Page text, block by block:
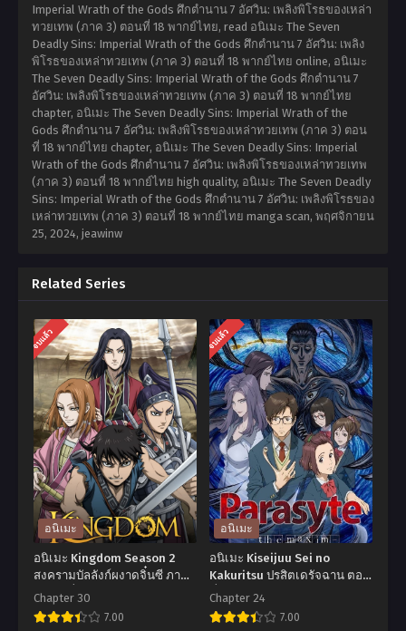
Imperial Wrath of the Gods ศึกตำนาน 7 อัศวิน: เพลิงพิโรธของเหล่า
ทวยเทพ (ภาค 3) ตอนที่ 18 พากย์ไทย, read อนิเมะ The Seven
Deadly Sins: Imperial Wrath of the Gods ศึกตำนาน 7 อัศวิน: เพลิง
พิโรธของเหล่าทวยเทพ (ภาค 3) ตอนที่ 18 พากย์ไทย online, อนิเมะ
The Seven Deadly Sins: Imperial Wrath of the Gods ศึกตำนาน 7
อัศวิน: เพลิงพิโรธของเหล่าทวยเทพ (ภาค 3) ตอนที่ 18 พากย์ไทย
chapter, อนิเมะ The Seven Deadly Sins: Imperial Wrath of the
Gods ศึกตำนาน 7 อัศวิน: เพลิงพิโรธของเหล่าทวยเทพ (ภาค 3) ตอน
ที่ 18 พากย์ไทย chapter, อนิเมะ The Seven Deadly Sins: Imperial
Wrath of the Gods ศึกตำนาน 7 อัศวิน: เพลิงพิโรธของเหล่าทวยเทพ
(ภาค 3) ตอนที่ 18 พากย์ไทย high quality, อนิเมะ The Seven Deadly
Sins: Imperial Wrath of the Gods ศึกตำนาน 7 อัศวิน: เพลิงพิโรธของ
เหล่าทวยเทพ (ภาค 3) ตอนที่ 18 พากย์ไทย manga scan, พฤศจิกายน
25, 2024, jeawinw
Related Series
จบแล้ว
อนิเมะ
อนิเมะ Kingdom Season 2
สงครามบัลลังก์ผงาดจิ๋นซี ภาค
2 ตอนที่1-30 ซับไทย
Chapter 30
7.00
จบแล้ว
อนิเมะ
อนิเมะ Kiseijuu Sei no
Kakuritsu ปรสิตเดรัจฉาน ตอน
ที่1-24 ซับไทย
Chapter 24
7.00